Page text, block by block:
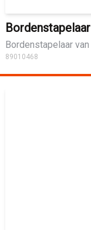
Bordenstapelaar van
89010468